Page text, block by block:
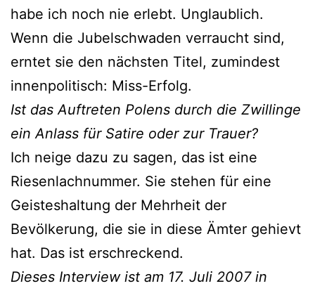
habe ich noch nie erlebt. Unglaublich.
Wenn die Jubelschwaden verraucht sind,
erntet sie den nächsten Titel, zumindest
innenpolitisch: Miss-Erfolg.
Ist das Auftreten Polens durch die Zwillinge
ein Anlass für Satire oder zur Trauer?
Ich neige dazu zu sagen, das ist eine
Riesenlachnummer. Sie stehen für eine
Geisteshaltung der Mehrheit der
Bevölkerung, die sie in diese Ämter gehievt
hat. Das ist erschreckend.
Dieses Interview ist am 17. Juli 2007 in